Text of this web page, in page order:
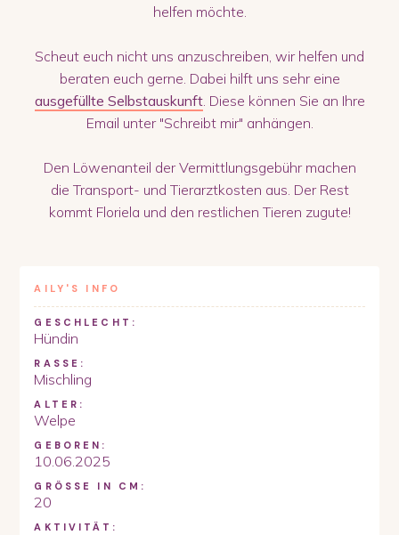
helfen möchte.
Scheut euch nicht uns anzuschreiben, wir helfen und
beraten euch gerne. Dabei hilft uns sehr eine
ausgefüllte Selbstauskunft. Diese können Sie an Ihre
Email unter "Schreibt mir" anhängen.
Den Löwenanteil der Vermittlungsgebühr machen
die Transport- und Tierarztkosten aus. Der Rest
kommt Floriela und den restlichen Tieren zugute!
AILY 'S INFO
GESCHLECHT:
Hündin
RASSE:
Mischling
ALTER:
Welpe
GEBOREN:
10.06.2025
GRÖSSE IN CM:
20
AKTIVITÄT: